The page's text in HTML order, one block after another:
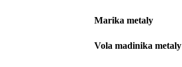
Marika metaly
Vola madinika metaly